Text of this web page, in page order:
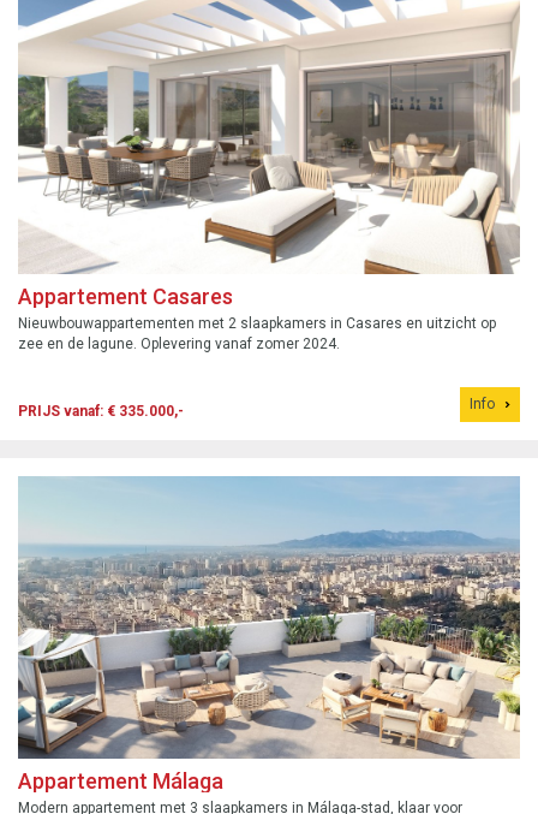
Appartement Casares
Nieuwbouwappartementen met 2 slaapkamers in Casares en uitzicht op
zee en de lagune. Oplevering vanaf zomer 2024.
PRIJS vanaf: € 335.000,- Info
Appartement Málaga
Modern appartement met 3 slaapkamers in Málaga-stad, klaar voor